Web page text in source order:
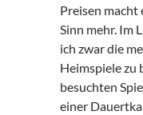
Preisen macht
Sinn mehr. Im
ich zwar die
Heimspiele zu
besuchten
einer